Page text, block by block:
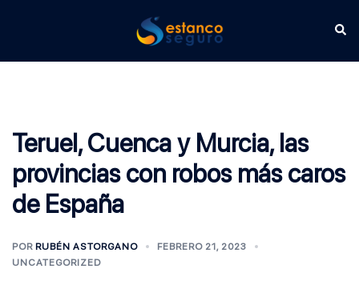
Teruel, Cuenca y Murcia, las
provincias con robos más caros
de España
POR RUBÉN ASTORGANO
FEBRERO 21, 2023
UNCATEGORIZED